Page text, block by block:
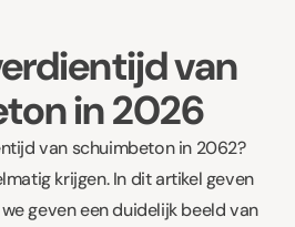
van
in 2026
van schuimbeton in 2062?
krijgen. In dit artikel geven
geven een duidelijk beeld van